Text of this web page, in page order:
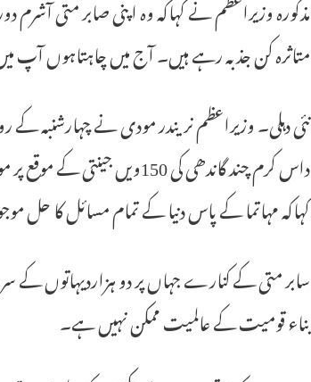
متاثرہ کن جذبہ رہے ہیں۔ آج میں چاہتاہوں آپ
نئی دہلی۔ وزیراعظم نریندر مودی نے چہارشنبہ
داس کرم چند گاندھی کی
کہاکہ مہاتما کے پاس دنیا کے تمام مسائل کا حل
سابر متی کے کنارے جہاں پر دو ہزاردیہاتوں
بناء قومیت کے عالمیت ممکن نہیں ہے۔